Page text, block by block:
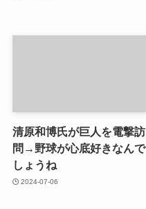
清原和博氏が巨人を電撃訪
問→野球が心底好きなんで
しょうね
2024-07-06